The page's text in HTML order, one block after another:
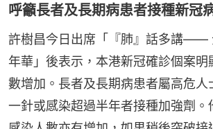
呼籲長者及長期病患者接種新冠
許樹昌今日出席「『肺』話多講——
年華」後表示，本港新冠確診個案明
數增加。長者及長期病患者屬高危人
一針或感染超過半年者接種加強劑。